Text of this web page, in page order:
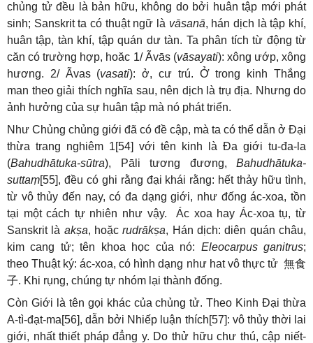
chủng tử đều là bản hữu, không do bởi huân tập mới phát
sinh; Sanskrit ta có thuật ngữ là vāsanā, hán dịch là tập khí,
huân tập, tàn khí, tập quán dư tàn. Ta phân tích từ động từ
căn có trường hợp, hoăc 1/ Ãvās (vāsayati): xông ướp, xông
hương. 2/ Ãvas (vasati): ở, cư trú. Ở trong kinh Thắng
man theo giải thích nghĩa sau, nên dịch là trụ địa. Nhưng do
ảnh hưởng của sự huân tập mà nó phát triển.
Như Chủng chủng giới đã có đề cập, mà ta có thể dẫn ở Đại
thừa trang nghiêm 1[54] với tên kinh là Đa giới tu-đa-la
(Bahudhātuka-sūtra), Pāli tương đương, Bahudhātuka-
suttaṃ[55], đều có ghi rằng đại khái rằng: hết thảy hữu tình,
từ vô thủy đến nay, có đa dạng giới, như đống ác-xoa, tồn
tại một cách tự nhiên như vậy. Ác xoa hay Ác-xoa tụ, từ
Sanskrit là akṣa, hoặcrudrākṣa, Hán dịch: diên quán châu,
kim cang tử; tên khoa học của nó: Eleocarpus ganitrus;
theo Thuật ký: ác-xoa, có hình dạng như hat vô thực tử 無食
子. Khi rụng, chúng tự nhóm lại thành đống.
Còn Giới là tên gọi khác của chủng tử. Theo Kinh Đại thừa
A-tì-đạt-ma[56], dẫn bởi Nhiếp luận thích[57]: vô thủy thời lai
giới, nhất thiết pháp đẳng y. Do thử hữu chư thú, cập niết-